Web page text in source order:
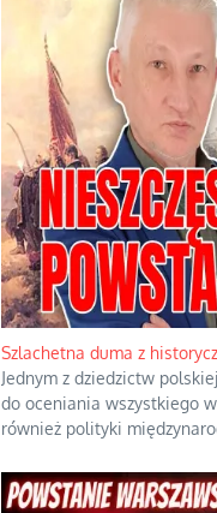
Szlachetna duma z
Jednym z dziedzictw
do oceniania wszystkiego
również polityki